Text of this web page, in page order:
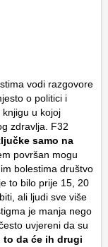
vodi razgovore
o politici i
u kojoj
zdravlja. F32
samo na
površan mogu
bolestima društvo
to bilo prije 15, 20
ali ljudi sve više
je manja nego
uvjereni da su
to da će ih drugi